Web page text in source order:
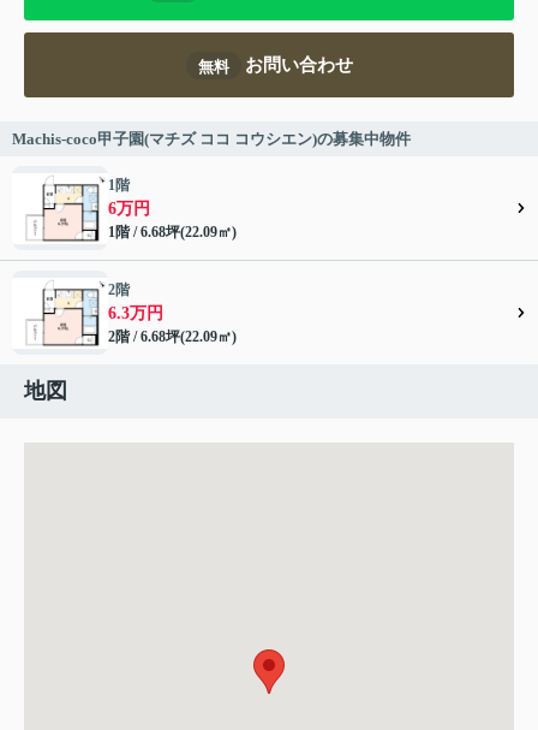
無料 お問い合わせ
Machis-coco甲子園(マチズ ココ コウシエン)の募集中物件
1階
6万円
1階 / 6.68坪(22.09㎡)
2階
6.3万円
2階 / 6.68坪(22.09㎡)
地図